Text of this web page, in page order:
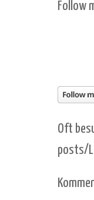
Follow
Oft
posts/